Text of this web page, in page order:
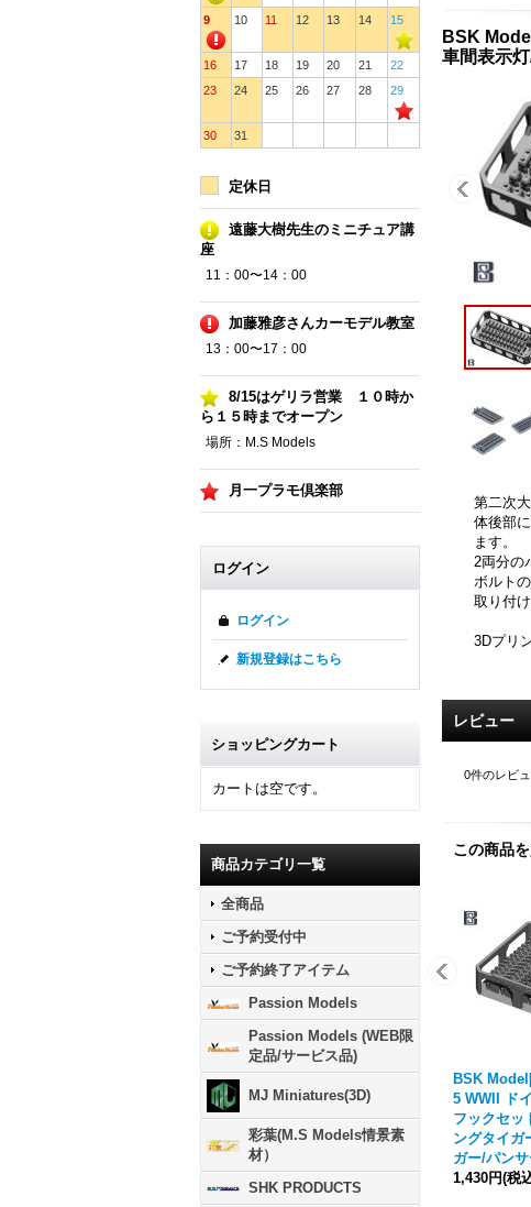
9 10 11 12 13 14 15
16 17 18 19 20 21
22
23
24 25 26 27 28 29
30 31
定休日
遠藤大樹先生のミニチュア講
座
11：00〜14：00
加藤雅彦さんカーモデル教室
13：00〜17：00
8/15はゲリラ営業 １０時か
ら１５時までオープン
場所：M.S Models
月一プラモ倶楽部
ログイン
ログイン
新規登録はこちら
ショッピングカート
カートは空です。
商品カテゴリ一覧
全商品
ご予約受付中
ご予約終了アイテム
Passion Models
Passion Models (WEB限
定品/サービス品)
MJ Miniatures(3D)
彩葉(M.S Models情景素
材）
SHK PRODUCTS
BSK
車間表示
第二次
体後部
ます。
2両分の
ボルト
取り付
3Dプリ
レビュー
0件のレビ
この商品
BSK
5 WWII ド
フックセッ
ングタイガ
ガー/パン
1,430円(税